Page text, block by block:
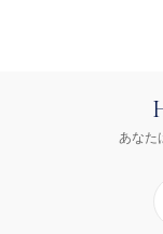
あなた